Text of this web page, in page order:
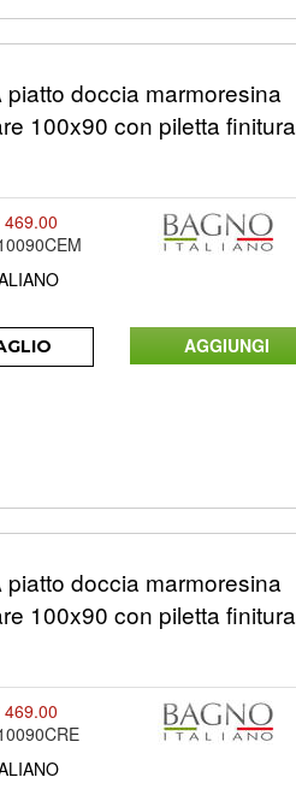
piatto doccia marmoresina
100x90 con piletta finitura
469.00
piatto doccia marmoresina
100x90 con piletta finitura
469.00